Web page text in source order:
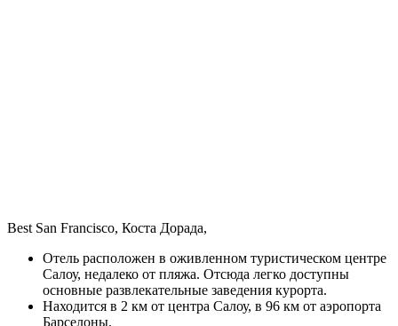
Best San Francisco, Коста Дорада,
Отель расположен в оживленном туристическом центре
Салоу, недалеко от пляжа. Отсюда легко доступны
основные развлекательные заведения курорта.
Находится в 2 км от центра Салоу, в 96 км от аэропорта
Барселоны.